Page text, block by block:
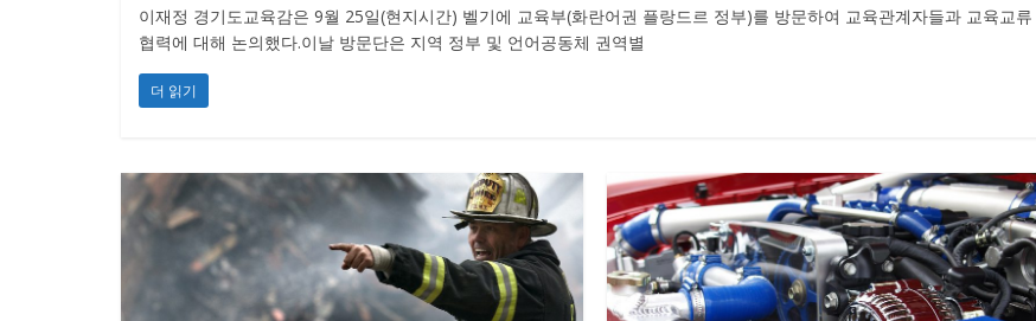
이재정 경기도교육감은 9월 25일(현지시간) 벨기에 교육부(화란어권 플랑드르 정부)를 방문하여 교육관계자들과 교육교류
협력에 대해 논의했다.이날 방문단은 지역 정부 및 언어공동체 권역별
더 읽기